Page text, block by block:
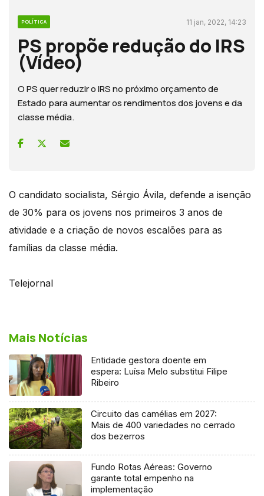
POLÍTICA 11 jan, 2022, 14:23
PS propõe redução do IRS
(Vídeo)
O PS quer reduzir o IRS no próximo orçamento de
Estado para aumentar os rendimentos dos jovens e da
classe média.
O candidato socialista, Sérgio Ávila, defende a isenção
de 30% para os jovens nos primeiros 3 anos de
atividade e a criação de novos escalões para as
famílias da classe média.
Telejornal
Mais Notícias
Entidade gestora doente em
espera: Luísa Melo substitui Filipe
Ribeiro
Circuito das camélias em 2027:
Mais de 400 variedades no cerrado
dos bezerros
Fundo Rotas Aéreas: Governo
garante total empenho na
implementação